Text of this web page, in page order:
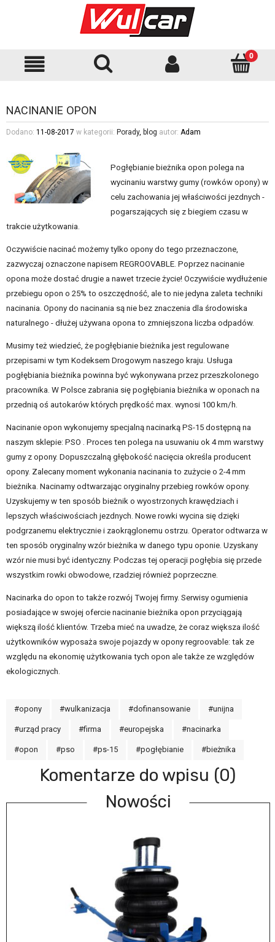
NACINANIE OPON
Dodano: 11-08-2017 w kategorii: Porady, blog autor: Adam
Pogłębianie bieżnika opon polega na
wycinaniu warstwy gumy (rowków opony) w
celu zachowania jej właściwości jezdnych -
pogarszających się z biegiem czasu w
trakcie użytkowania.
Oczywiście nacinać możemy tylko opony do tego przeznaczone,
zazwyczaj oznaczone napisem REGROOVABLE. Poprzez nacinanie
opona może dostać drugie a nawet trzecie życie! Oczywiście wydłużenie
przebiegu opon o 25% to oszczędność, ale to nie jedyna zaleta techniki
nacinania. Opony do nacinania są nie bez znaczenia dla środowiska
naturalnego - dłużej używana opona to zmniejszona liczba odpadów.
Musimy też wiedzieć, że pogłębianie bieżnika jest regulowane
przepisami w tym Kodeksem Drogowym naszego kraju. Usługa
pogłębiania bieżnika powinna być wykonywana przez przeszkolonego
pracownika. W Polsce zabrania się pogłębiania bieżnika w oponach na
przednią oś autokarów których prędkość max. wynosi 100 km/h.
Nacinanie opon wykonujemy specjalną nacinarką PS-15 dostępną na
naszym sklepie: PSO . Proces ten polega na usuwaniu ok 4 mm warstwy
gumy z opony. Dopuszczalną głębokość nacięcia określa producent
opony. Zalecany moment wykonania nacinania to zużycie o 2-4 mm
bieżnika. Nacinamy odtwarzając oryginalny przebieg rowków opony.
Uzyskujemy w ten sposób bieżnik o wyostrzonych krawędziach i
lepszych właściwościach jezdnych. Nowe rowki wycina się dzięki
podgrzanemu elektrycznie i zaokrąglonemu ostrzu. Operator odtwarza w
ten sposób oryginalny wzór bieżnika w danego typu oponie. Uzyskany
wzór nie musi być identyczny. Podczas tej operacji pogłębia się przede
wszystkim rowki obwodowe, rzadziej również poprzeczne.
Nacinarka do opon to także rozwój Twojej firmy. Serwisy ogumienia
posiadające w swojej ofercie nacinanie bieżnika opon przyciągają
większą ilość klientów. Trzeba mieć na uwadze, że coraz większa ilość
użytkowników wyposaża swoje pojazdy w opony regroovable: tak ze
względu na ekonomię użytkowania tych opon ale także ze względów
ekologicznych.
#opony #wulkanizacja #dofinansowanie #unijna
#urząd pracy #firma #europejska #nacinarka
#opon #pso #ps-15 #pogłębianie #bieżnika
Komentarze do wpisu (0)
Nowości